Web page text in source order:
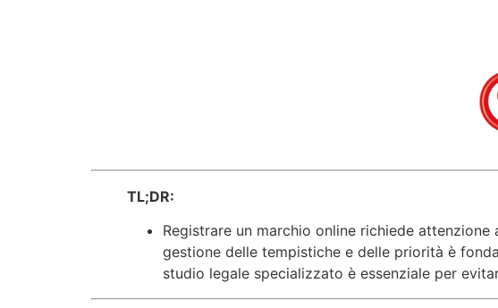
TL;DR:
Registrare un marchio online richiede
gestione delle tempistiche e delle priorità è
studio legale specializzato è essenziale per